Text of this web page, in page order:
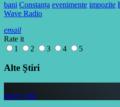
bani Constanța evenimente impozite
Wave Radio
email
Rate it
1
2 3 4 5
Alte Ştiri
insert_link